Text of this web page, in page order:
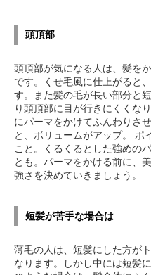
頭頂部
頭頂部が気になる人は、髪を
です。くせ毛風に仕上がると
す。また髪の毛が長い部分と
り頭頂部に目が行きにくくな
にパーマをかけてふんわりさ
と、ボリュームがアップ。 ポ
こと。くるくるとした強めの
とも。パーマをかける前に、
強さを決めていきましょう。
短髪が苦手な場合は
薄毛の人は、短髪にした方が
なります。しかし中には短髪